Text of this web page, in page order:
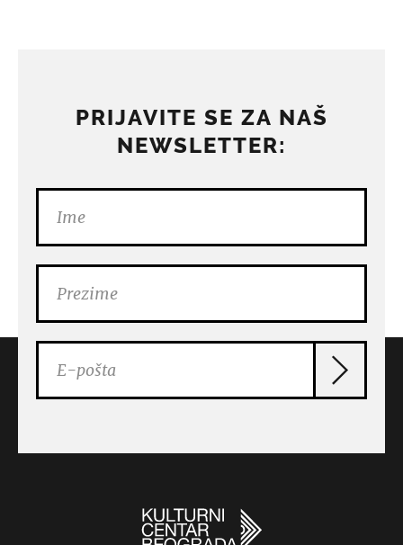
PRIJAVITE SE ZA NAŠ
NEWSLETTER: